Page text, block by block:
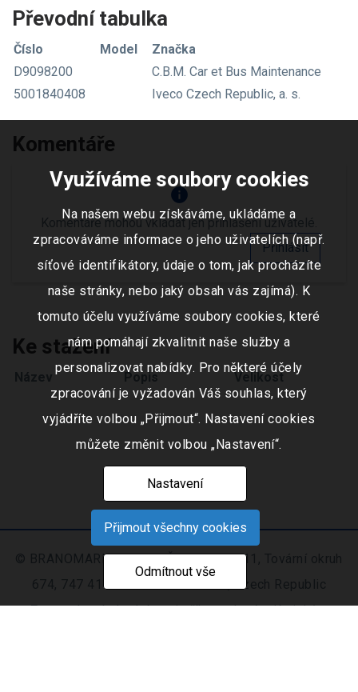
Převodní tabulka
Číslo Model
Značka
D9098200
C.B.M. Car et Bus Maintenance
5001840408
Iveco Czech Republic, a. s.
Komentáře
info
Komentáře mohou vkládat jen přihlášení uživatelé.
Přihlásit
Ke stažení
Název Popis Velikost
© BRANOMARKET s.r.o., IČO: 253 51 311, Tovární okruh
674, 747 41 Hradec nad Moravicí, Czech Republic
Zapsaná v obchodním rejstříku vedeném Krajským
Využíváme soubory cookies
Na našem webu získáváme, ukládáme a
zpracováváme informace o jeho uživatelích (např.
síťové identifikátory, údaje o tom, jak procházíte
naše stránky, nebo jaký obsah vás zajímá). K
tomuto účelu využíváme soubory cookies, které
nám pomáhají zkvalitnit naše služby a
personalizovat nabídky. Pro některé účely
zpracování je vyžadován Váš souhlas, který
vyjádříte volbou „Přijmout“. Nastavení cookies
můžete změnit volbou „Nastavení“.
Nastavení
Přijmout všechny cookies
Odmítnout vše